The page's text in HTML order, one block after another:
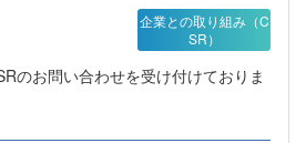
のお問い合わせを受け付けておりま
企業との取り組み（C
SR）